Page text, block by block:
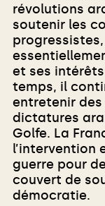
révolutions
soutenir les
et ses
temps, il
entretenir
dictatures
Golfe. La
l’intervention
guerre pour
couvert de
démocratie.